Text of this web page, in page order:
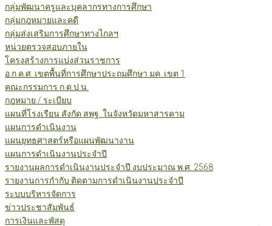
กลุ่มพัฒนาครูและบุคลากรทางการศึกษา
กลุ่มกฎหมายและคดี
กลุ่มส่งเสริมการศึกษาทางไกลฯ
หน่วยตรวจสอบภายใน
โครงสร้างการแบ่งส่วนราชการ
อ.ก.ค.ศ. เขตพื้นที่การศึกษาประถมศึกษา มค. เขต 1
คณะกรรมการ ก.ต.ป.น.
กฎหมาย / ระเบียบ
แผนที่โรงเรียน สังกัด สพฐ. ในจังหวัดมหาสารคาม
แผนการดำเนินงาน
แผนยุทธศาสตร์หรือแผนพัฒนางาน
แผนการดำเนินงานประจำปี
รายงานผลการดำเนินงานประจำปี งบประมาณ พ.ศ. 2568
รายงานการกำกับ ติดตามการดำเนินงานประจำปี
ระบบบริหารจัดการ
ข่าวประชาสัมพันธ์
การเงินและพัสดุ